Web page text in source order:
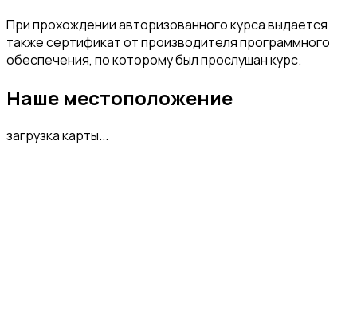
При прохождении авторизованного курса выдается
также сертификат от производителя программного
обеспечения, по которому был прослушан курс.
Наше местоположение
загрузка карты...